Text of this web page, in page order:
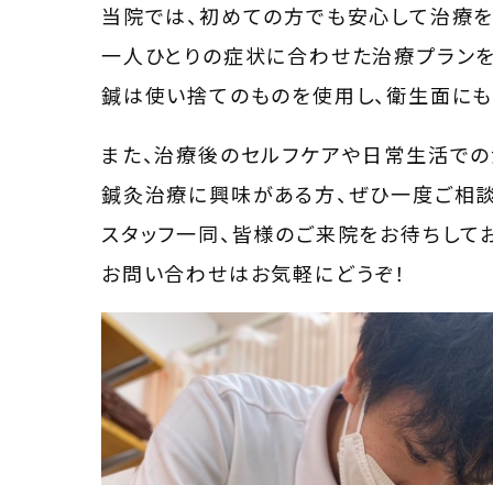
当院では、初めての方でも安心して治療
一人ひとりの症状に合わせた治療プラン
鍼は使い捨てのものを使用し、衛生面に
また、治療後のセルフケアや日常生活で
鍼灸治療に興味がある方、ぜひ一度ご相談
スタッフ一同、皆様のご来院をお待ちして
お問い合わせはお気軽にどうぞ！